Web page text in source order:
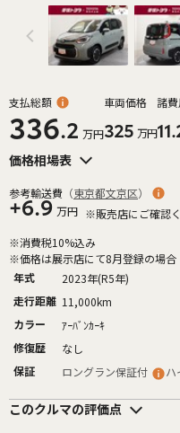
支払総額
336.2 万円
車両価格
325 万円
諸
価格相場表
参考輸送費 （東京都文京区）
+6.9 万円 ※販売店にご確認
※消費税10%込み
※価格は展示店にて8月登録の場合
年式
2023年(R5年)
走行距離 11,000km
カラー
ｱｰﾊﾞﾝｶｰｷ
修復歴
なし
保証
ロングラン保証付 ハ
このクルマの評価点